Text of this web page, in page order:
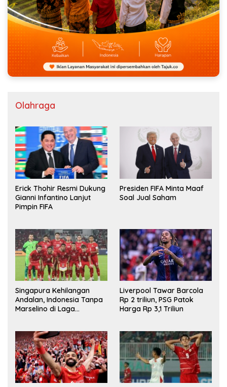
Olahraga
Erick Thohir Resmi Dukung
Gianni Infantino Lanjut
Pimpin FIFA
Presiden FIFA Minta Maaf
Soal Jual Saham
Singapura Kehilangan
Andalan, Indonesia Tanpa
Marselino di Laga
Liverpool Tawar Barcola
Rp 2 triliun, PSG Patok
Harga Rp 3,1 Triliun